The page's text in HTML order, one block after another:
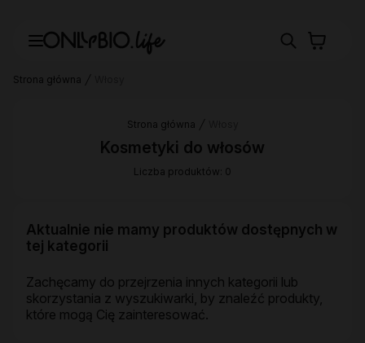
Strona główna
Strona główna
Kosmetyki do włosów
Liczba produktów: 0
Aktualnie nie mamy produktów dostępnych w
tej kategorii
Zachęcamy do przejrzenia innych kategorii lub
skorzystania z wyszukiwarki, by znaleźć produkty,
które mogą Cię zainteresować.